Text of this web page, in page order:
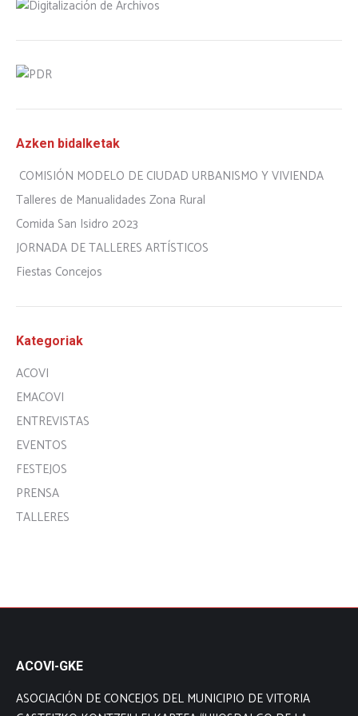
Azken bidalketak
COMISIÓN MODELO DE CIUDAD URBANISMO Y VIVIENDA
Talleres de Manualidades Zona Rural
Comida San Isidro 2023
JORNADA DE TALLERES ARTÍSTICOS
Fiestas Concejos
Kategoriak
ACOVI
EMACOVI
ENTREVISTAS
EVENTOS
FESTEJOS
PRENSA
TALLERES
ACOVI-GKE
ASOCIACIÓN DE CONCEJOS DEL MUNICIPIO DE VITORIA